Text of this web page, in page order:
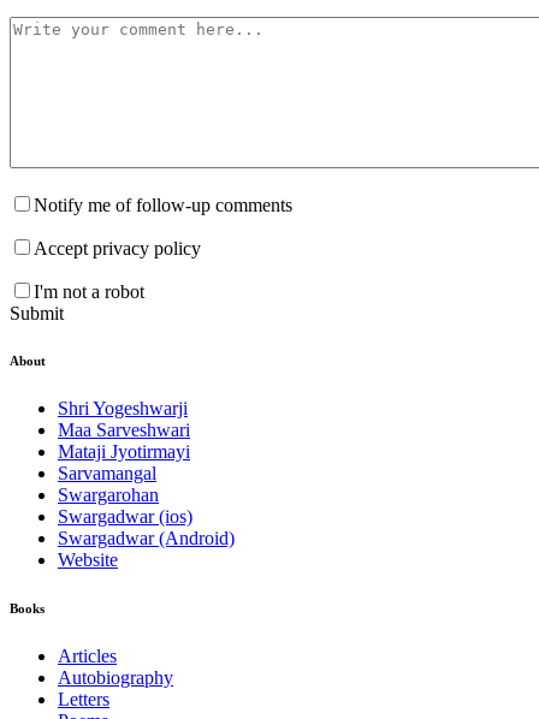
Notify me of follow-up comments
Accept privacy policy
I'm not a robot
Submit
About
Shri Yogeshwarji
Maa Sarveshwari
Mataji Jyotirmayi
Sarvamangal
Swargarohan
Swargadwar (ios)
Swargadwar (Android)
Website
Books
Articles
Autobiography
Letters